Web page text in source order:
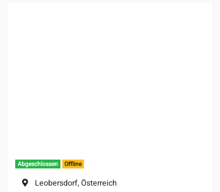
Abgeschlossen Offline
Ort:
Leobersdorf, Österreich